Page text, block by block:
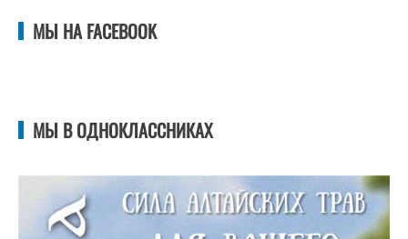
МЫ НА FACEBOOK
МЫ В ОДНОКЛАССНИКАХ